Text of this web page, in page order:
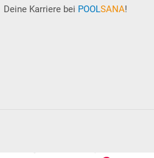
Deine Karriere bei POOLSANA!